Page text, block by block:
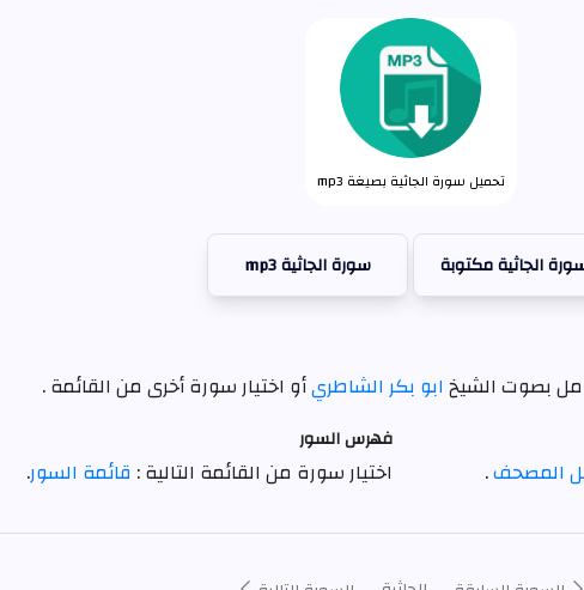
تحميل سورة الجاثية بصيغة mp3
الجاثية مكتوبة سورة الجاثية mp3
بصوت الشيخ ابو بكر الشاطريأو اختيار سورة أخرى من القائمة .
المصحف.
فهرس السور
اختيار سورة من القائمة التالية : قائمة السور.